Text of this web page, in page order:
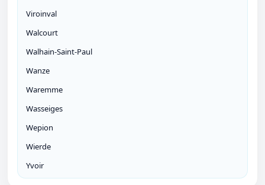
Viroinval
Walcourt
Walhain-Saint-Paul
Wanze
Waremme
Wasseiges
Wepion
Wierde
Yvoir